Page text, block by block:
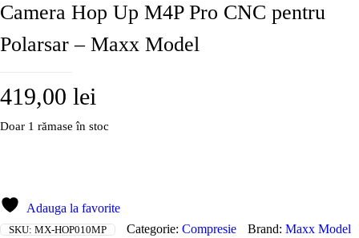
Camera Hop Up M4P Pro CNC pentru
Polarsar – Maxx Model
419,00 lei
Doar 1 rămase în stoc
Adauga la favorite
SKU: MX-HOP010MP Categorie: Compresie Brand: Maxx Model